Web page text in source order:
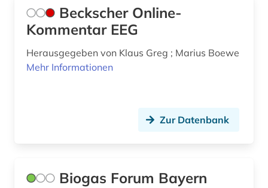
mauritius (1)
messtechnik (1)
Beckscher Online-
Kommentar EEG
Herausgegeben von Klaus Greg ; Marius Boewe
Mehr Informationen
Zur Datenbank
Biogas Forum Bayern